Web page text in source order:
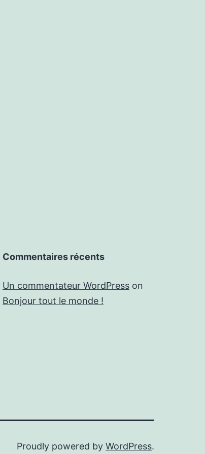
Commentaires récents
Un commentateur WordPress on
Bonjour tout le monde !
Proudly powered by WordPress.